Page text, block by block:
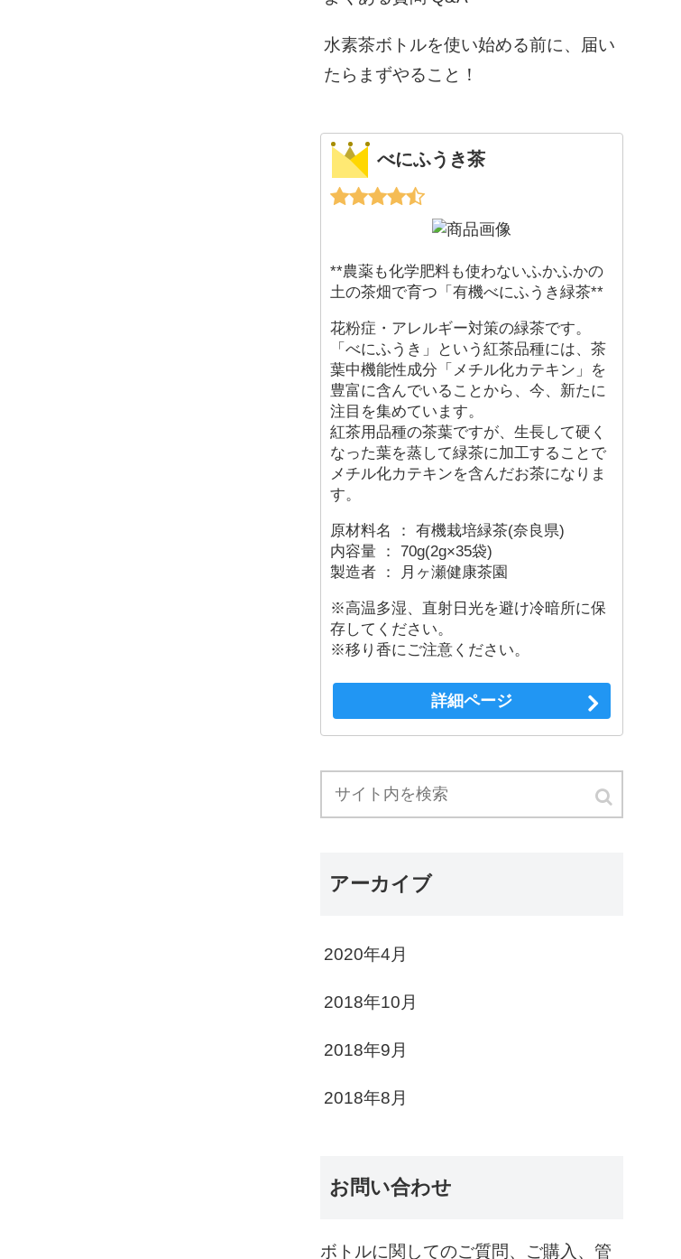
水素茶ボトルを使い始める前に、届い
たらまずやること！
べにふうき茶
**農薬も化学肥料も使わないふかふかの
土の茶畑で育つ「有機べにふうき緑茶**
花粉症・アレルギー対策の緑茶です。
「べにふうき」という紅茶品種には、茶
葉中機能性成分「メチル化カテキン」を
豊富に含んでいることから、今、新たに
注目を集めています。
紅茶用品種の茶葉ですが、生長して硬く
なった葉を蒸して緑茶に加工することで
メチル化カテキンを含んだお茶になりま
す。
原材料名 ： 有機栽培緑茶(奈良県)
内容量 ： 70g(2g×35袋)
製造者 ： 月ヶ瀬健康茶園
※高温多湿、直射日光を避け冷暗所に保
存してください。
※移り香にご注意ください。
詳細ページ
アーカイブ
2020年4月
2018年10月
2018年9月
2018年8月
お問い合わせ
ボトルに関してのご質問、ご購入、管